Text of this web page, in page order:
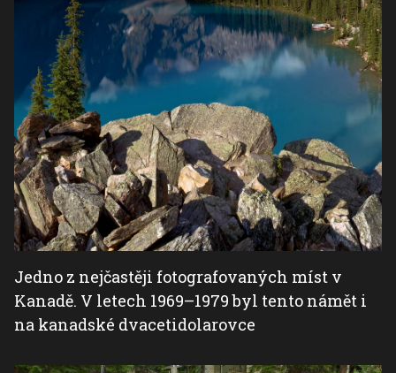
Jedno z nejčastěji fotografovaných míst v
Kanadě. V letech 1969–1979 byl tento námět i
na kanadské dvacetidolarovce